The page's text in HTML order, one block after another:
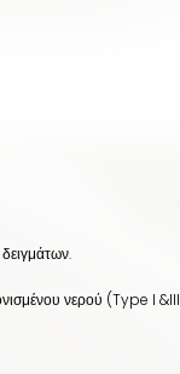
νερού (Type I